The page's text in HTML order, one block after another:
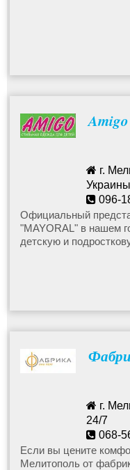
г.
096-
Официальный
"MAYORAL" в нашем
детскую и
г.
24/7
068-
Если вы цените
Мелитополь от